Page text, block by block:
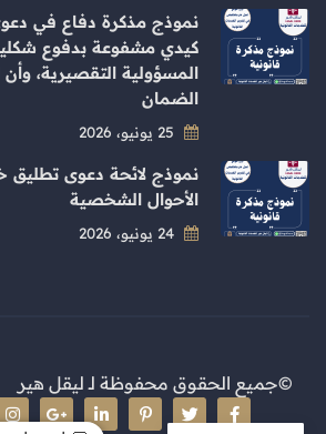
نموذج مذكرة دفاع في
كيدي مشفوعة بدفوع
المسؤولية التقصيرية،
الضمان
نموذج لائحة دعوى تطليق
الأحوال الشخصية
©جميع الحقوق محفوظة لـ ليقل هير